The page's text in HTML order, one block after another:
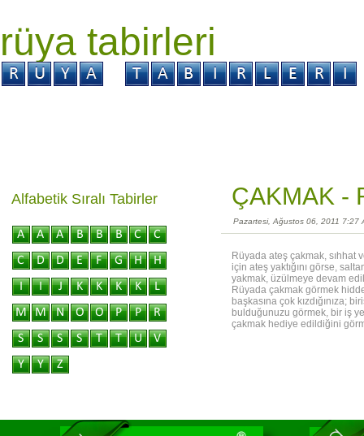
rüya tabirleri
ÇAKMAK -
Pazartesi, Ağustos 06, 2011 7:27
Rüyada ateş çakmak, sıhhat
için ateş yaktığını görse,
yakmak, üzülmeye devam
Rüyada çakmak görmek
başkasına çok kızdığınıza;
bulduğunuzu görmek, bir iş
çakmak hediye edildiğini
Alfabetik Sıralı Tabirler